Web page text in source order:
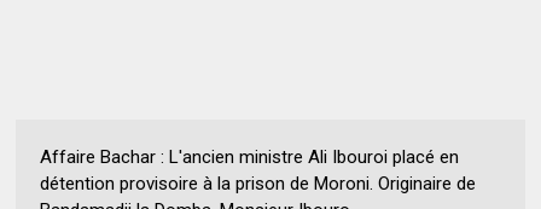
Affaire Bachar : L'ancien ministre Ali Ibouroi placé en
détention provisoire à la prison de Moroni. Originaire de